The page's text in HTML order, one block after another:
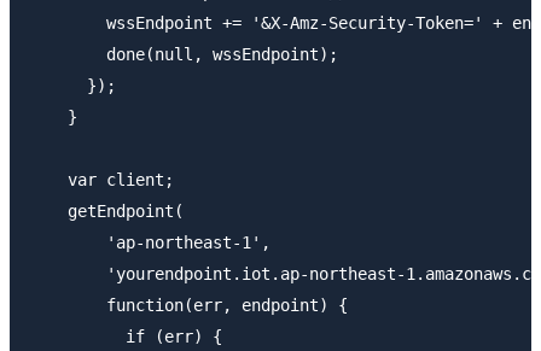
wssEndpoint += '&X-Amz-Security-Token=' +
        done(null, wssEndpoint);
      });
    }
    var client;
    getEndpoint(
        'ap-northeast-1',
'yourendpoint.iot.ap-northeast-
        function(err, endpoint) {
          if (err) {